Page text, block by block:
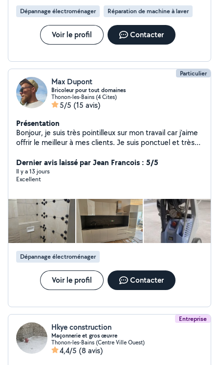
Dépannage électroménager Réparation de machine à laver
Voir le profil Contacter
Particulier
Max Dupont
Bricoleur pour tout domaines
Thonon-les-Bains (4 Cites)
5/5 (15 avis)
Présentation
Bonjour, je suis très pointilleux sur mon travail car j'aime
offrir le meilleur à mes clients. Je suis ponctuel et très
expérience de 10 ans.
Dernier avis laissé par Jean Francois : 5/5
Il y a 13 jours
Excellent
Dépannage électroménager
Voir le profil Contacter
Entreprise
Hkye construction
Maçonnerie et gros œuvre
Thonon-les-Bains (Centre Ville Ouest)
4,4/5 (8 avis)